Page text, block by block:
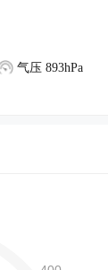
气压 893hPa